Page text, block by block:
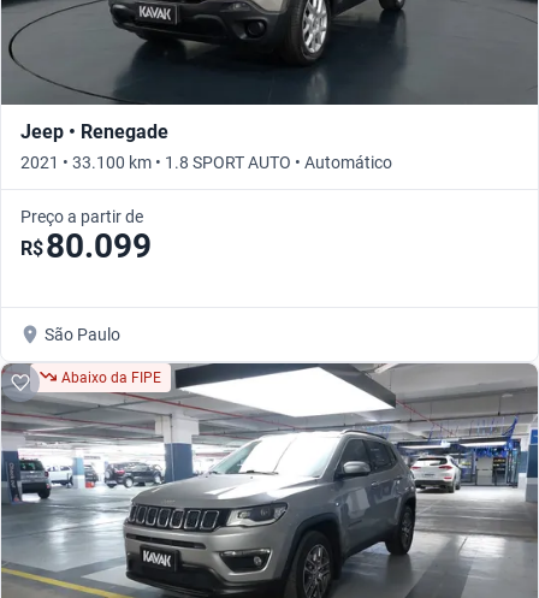
Jeep • Renegade
2021 • 33.100 km • 1.8 SPORT AUTO • Automático
Preço a partir de
R$80.099
São Paulo
Abaixo da FIPE